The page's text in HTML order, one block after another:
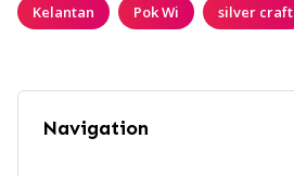
Kelantan Pok Wi silver craft
Navigation